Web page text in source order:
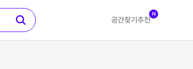
공간찾기 추천
N